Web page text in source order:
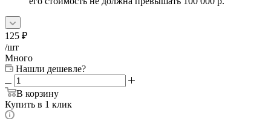
125 ₽
/шт
Много
Нашли дешевле?
В корзину
Купить в 1 клик